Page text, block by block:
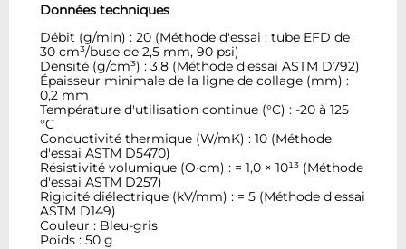
Données techniques
Débit (g/min) : 20 (Méthode d'essai : tube EFD de
30 cm³/buse de 2,5 mm, 90 psi)
Densité (g/cm³) : 3,8 (Méthode d'essai ASTM D792)
Épaisseur minimale de la ligne de collage (mm) :
0,2 mm
Température d'utilisation continue (°C) : -20 à 125
°C
Conductivité thermique (W/mK) : 10 (Méthode
d'essai ASTM D5470)
Résistivité volumique (O·cm) : = 1,0 × 10¹³ (Méthode
d'essai ASTM D257)
Rigidité diélectrique (kV/mm) : = 5 (Méthode d'essai
ASTM D149)
Couleur : Bleu-gris
Poids : 50 g